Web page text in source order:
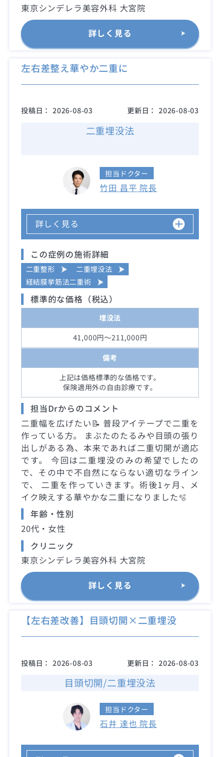
東京シンデレラ美容外科 大宮院
詳しく見る
左右差整え華やか二重に
投稿日： 2026-08-03 更新日： 2026-08-03
二重埋没法
担当ドクター
竹田 昌平 院長
詳しく見る
この症例の施術詳細
二重整形
二重埋没法
経結膜挙筋法二重術
標準的な価格（税込）
埋没法
41,000円～211,000円
備考
上記は価格標準的な価格です。
保険適用外の自由診療です。
担当Drからのコメント
二重幅を広げたい📝 普段アイテープで二重を
作っている方。 まぶたのたるみや目頭の張り
出しがある為、本来であれば二重切開が適応
です。 今回は二重埋没のみの希望でしたの
で、その中で不自然にならない適切なライン
で、 二重を作っていきます。術後1ヶ月、メ
イク映えする華やかな二重になりました🫧
年齢・性別
20代・女性
クリニック
東京シンデレラ美容外科 大宮院
詳しく見る
【左右差改善】目頭切開×二重埋没
投稿日： 2026-08-03 更新日： 2026-08-03
目頭切開/二重埋没法
担当ドクター
石井 達也 院長